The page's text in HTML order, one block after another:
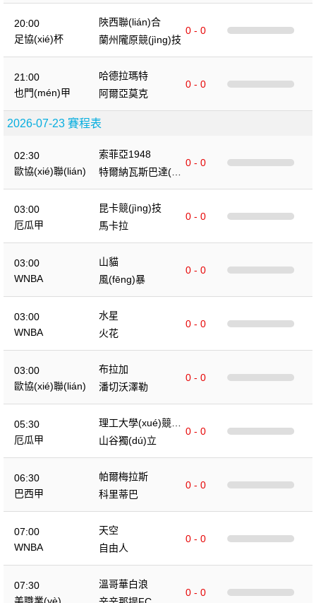
20:00
足協(xié)杯
陜西聯(lián)合
0 - 0
蘭州隴原競(jìng)技
21:00
也門(mén)甲
哈德拉瑪特
0 - 0
阿爾亞莫克
2026-07-23 賽程表
02:30
歐協(xié)聯(lián)
索菲亞1948
0 - 0
特爾納瓦斯巴達(d
á)克
03:00
厄瓜甲
昆卡競(jìng)技
0 - 0
馬卡拉
03:00
WNBA
山貓
0 - 0
風(fēng)暴
03:00
WNBA
水星
0 - 0
火花
03:00
歐協(xié)聯(lián)
布拉加
0 - 0
潘切沃澤勒
05:30
厄瓜甲
理工大學(xué)競(jì
ng)技
0 - 0
山谷獨(dú)立
06:30
巴西甲
帕爾梅拉斯
0 - 0
科里蒂巴
07:00
WNBA
天空
0 - 0
自由人
07:30
美職業(yè)
溫哥華白浪
0 - 0